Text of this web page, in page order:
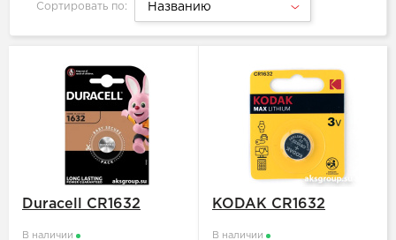
Сортировать по: Названию
Duracell CR1632
В наличии
KODAK CR1632
В наличии